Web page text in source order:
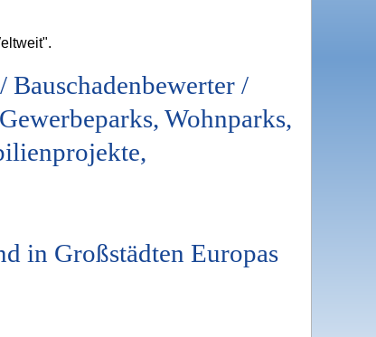
/
Wohnparks,
in Großstädten Europas